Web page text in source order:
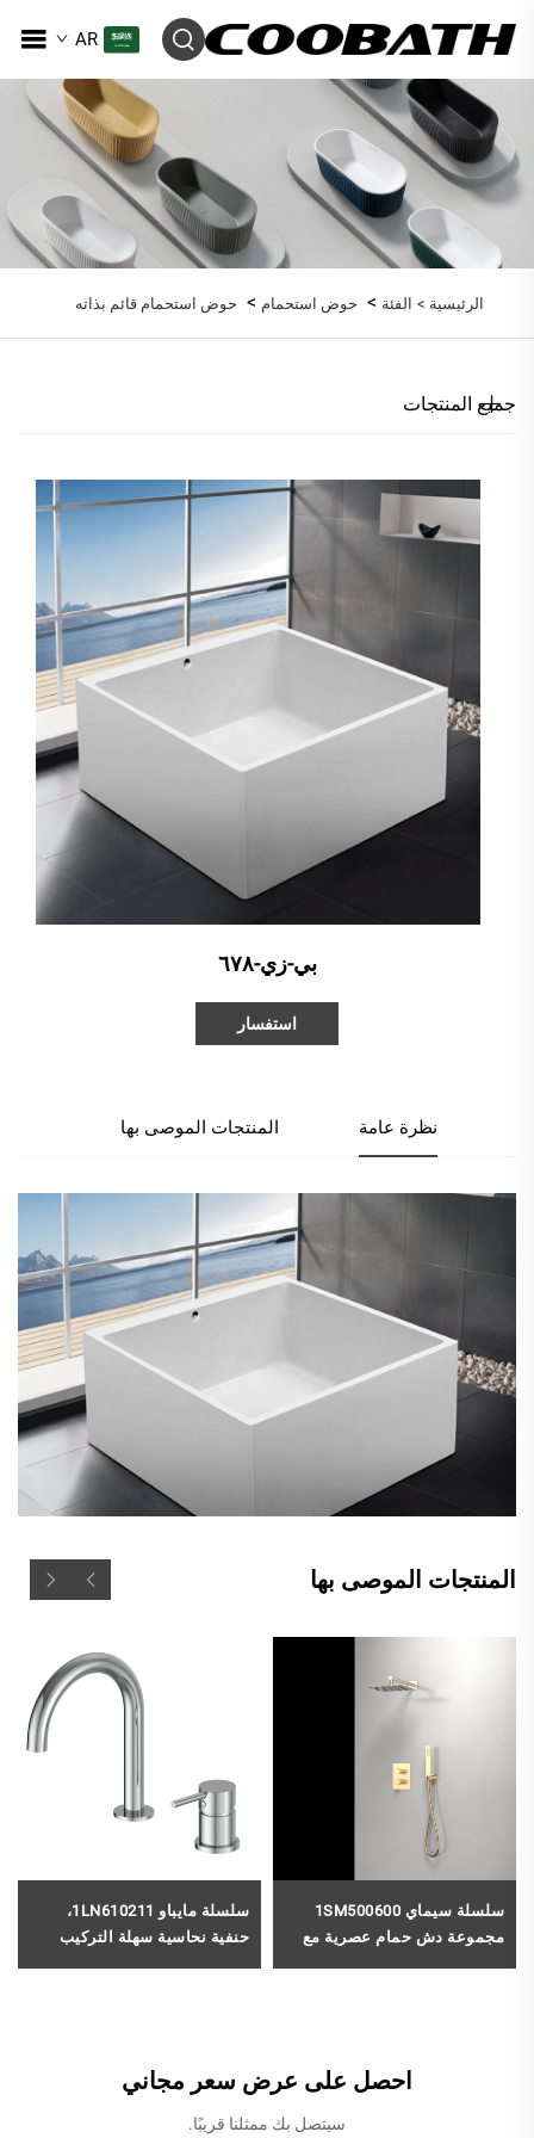
AR
الرئيسية > الفئة > حوض استحمام > حوض استحمام قائم بذاته
جميع المنتجات
بي-زي-٦٧٨
استفسار
نظرة عامة المنتجات الموصى بها
المنتجات الموصى بها
سلسلة سيماي 1SM500600
مجموعة دش حمام عصرية مع
سلسلة مايباو 1LN610211،
حنفية نحاسية سهلة التركيب
احصل على عرض سعر مجاني
سيتصل بك ممثلنا قريبًا.